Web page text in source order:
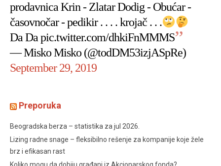
prodavnica Krin - Zlatar Dodig - Obućar -
časovnočar - pedikir . . . . krojač . . .
Da Dapic.twitter.com/dhkiFnMMMS
— Misko Misko (@todDM53izjASpRe)
September 29, 2019
Preporuka
Beogradska berza – statistika za jul 2026.
Lizing radne snage – fleksibilno rešenje za kompanije koje žele
brz i efikasan rast